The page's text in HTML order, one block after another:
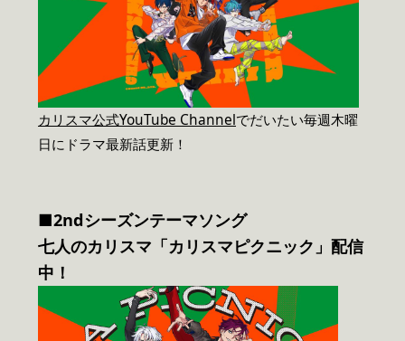
カリスマ公式YouTube Channelでだいたい毎週木曜
日にドラマ最新話更新！
■2ndシーズンテーマソング
七人のカリスマ「カリスマピクニック」配信
中！